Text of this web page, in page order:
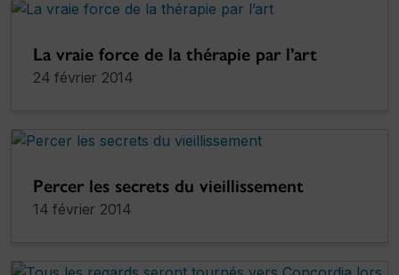
La vraie force de la thérapie par l’art
24 février 2014
Percer les secrets du vieillissement
14 février 2014